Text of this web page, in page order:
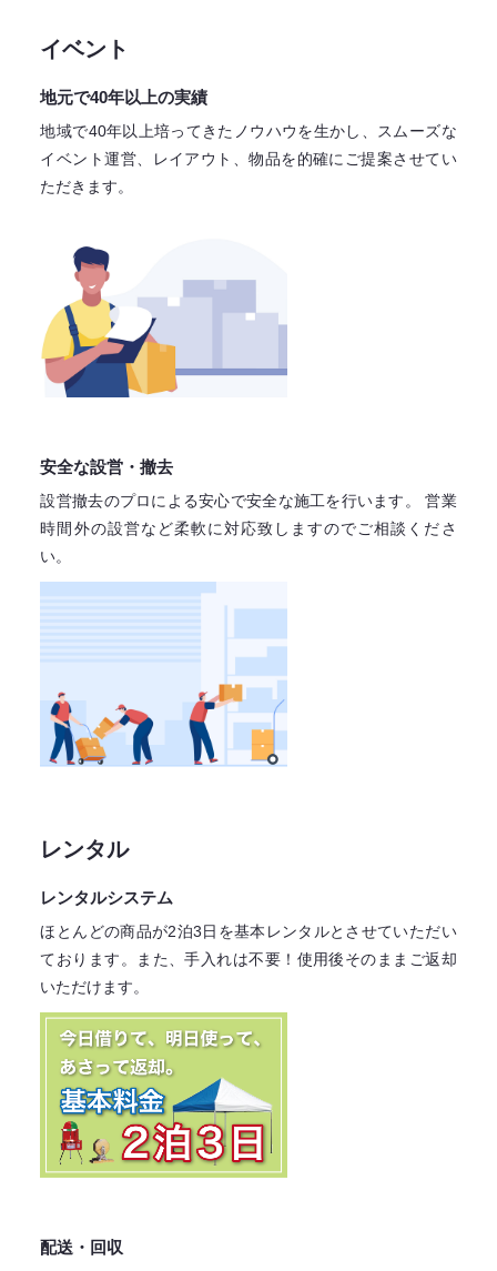
イベント
地元で40年以上の実績
地域で40年以上培ってきたノウハウを生かし、スムーズな
イベント運営、レイアウト、物品を的確にご提案させてい
ただきます。
安全な設営・撤去
設営撤去のプロによる安心で安全な施工を行います。
営業
時間外の設営など柔軟に対応致しますのでご相談くださ
い。
レンタル
レンタルシステム
ほとんどの商品が2泊3日を基本レンタルとさせていただい
ております。
また、手入れは不要！ 使用後そのままご返却
いただけます。
配送・回収